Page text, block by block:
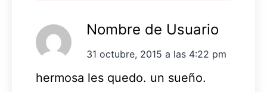
Nombre de Usuario
31 octubre, 2015 a las 4:22 pm
hermosa les quedo. un sueño.